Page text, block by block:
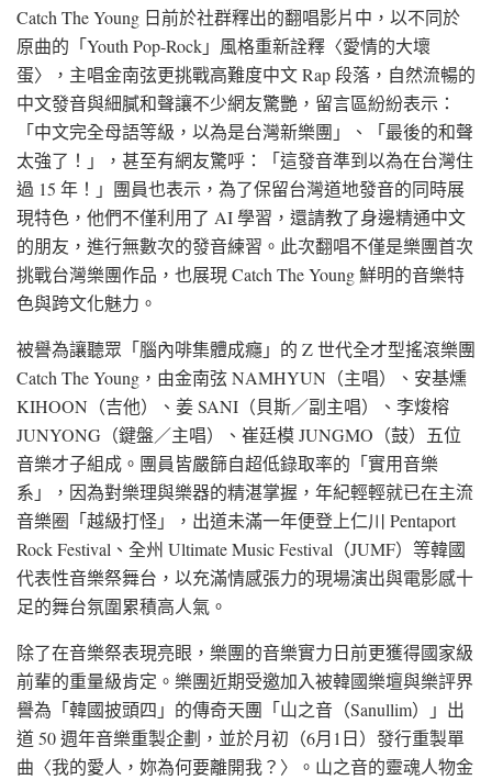
Catch The Young 日前於社群釋出的翻唱影片中，以不同於
原曲的「Youth Pop-Rock」風格重新詮釋〈愛情的大壞
蛋〉，主唱金南弦更挑戰高難度中文 Rap 段落，自然流暢的
中文發音與細膩和聲讓不少網友驚艷，留言區紛紛表示：
「中文完全母語等級，以為是台灣新樂團」、「最後的和聲
太強了！」，甚至有網友驚呼：「這發音準到以為在台灣住
過 15 年！」團員也表示，為了保留台灣道地發音的同時展
現特色，他們不僅利用了 AI 學習，還請教了身邊精通中文
的朋友，進行無數次的發音練習。此次翻唱不僅是樂團首次
挑戰台灣樂團作品，也展現 Catch The Young 鮮明的音樂特
色與跨文化魅力。
被譽為讓聽眾「腦內啡集體成癮」的 Z 世代全才型搖滾樂團
Catch The Young，由金南弦 NAMHYUN（主唱）、安基燻
KIHOON（吉他）、姜 SANI（貝斯／副主唱）、李焌榕
JUNYONG（鍵盤／主唱）、崔廷模 JUNGMO（鼓）五位
音樂才子組成。團員皆嚴篩自超低錄取率的「實用音樂
系」，因為對樂理與樂器的精湛掌握，年紀輕輕就已在主流
音樂圈「越級打怪」，出道未滿一年便登上仁川 Pentaport
Rock Festival、全州 Ultimate Music Festival（JUMF）等韓國
代表性音樂祭舞台，以充滿情感張力的現場演出與電影感十
足的舞台氛圍累積高人氣。
除了在音樂祭表現亮眼，樂團的音樂實力日前更獲得國家級
前輩的重量級肯定。樂團近期受邀加入被韓國樂壇與樂評界
譽為「韓國披頭四」的傳奇天團「山之音（Sanullim）」出
道 50 週年音樂重製企劃，並於月初（6月1日）發行重製單
曲〈我的愛人，妳為何要離開我？〉。山之音的靈魂人物金